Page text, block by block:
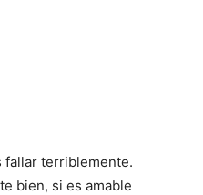
fallar terriblemente.
bien, si es amable